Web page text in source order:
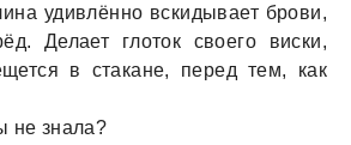
удивлённо вскидывает брови,
Делает глоток своего виски,
в стакане, перед тем, как
не знала?